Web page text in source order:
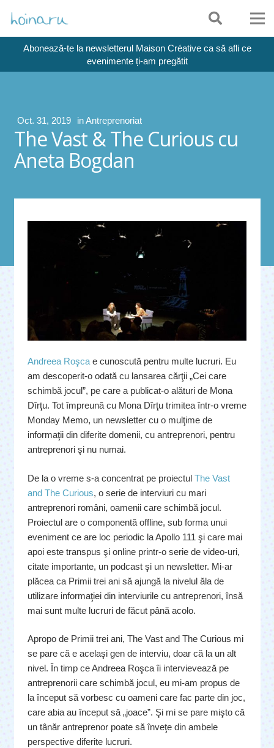
Abonează-te la newsletterul Maison Créative ca să afli ce
evenimente ți-am pregătit
Oct. 31, 2019 inAntreprenoriat
The Vast & The Curious cu
Aneta Bogdan
Andreea Roşcae cunoscută pentru multe lucruri. Eu
am descoperit-o odată cu lansarea cărţii „Cei care
schimbă jocul”, pe care a publicat-o alături de Mona
Dîrţu. Tot împreună cu Mona Dîrţu trimitea într-o vreme
Monday Memo, un newsletter cu o mulţime de
informaţii din diferite domenii, cu antreprenori, pentru
antreprenori şi nu numai.
De la o vreme s-a concentrat pe proiectul The Vast
and The Curious, o serie de interviuri cu mari
antreprenori români, oamenii care schimbă jocul.
Proiectul are o componentă offline, sub forma unui
eveniment ce are loc periodic la Apollo 111 şi care mai
apoi este transpus şi online printr-o serie de video-uri,
citate importante, un podcast şi un newsletter. Mi-ar
plăcea ca Primii trei ani să ajungă la nivelul ăla de
utilizare informaţiei din interviurile cu antreprenori, însă
mai sunt multe lucruri de făcut până acolo.
Apropo de Primii trei ani, The Vast and The Curious mi
se pare că e acelaşi gen de interviu, doar că la un alt
nivel. În timp ce Andreea Roşca îi intervievează pe
antreprenorii care schimbă jocul, eu mi-am propus de
la început să vorbesc cu oameni care fac parte din joc,
care abia au început să „joace”. Şi mi se pare mişto că
un tânăr antreprenor poate să înveţe din ambele
perspective diferite lucruri.